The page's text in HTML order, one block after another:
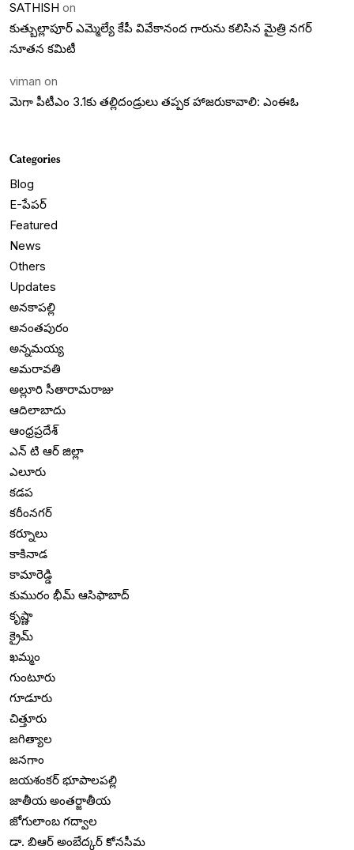
SATHISH on
కుత్బుల్లాపూర్ ఎమ్మెల్యే కేపీ వివేకానంద గారును కలిసిన మైత్రి నగర్
నూతన కమిటీ
viman on
మెగా పీటీఎం 3.1కు తల్లిదండ్రులు తప్పక హాజరుకావాలి: ఎంఈఓ
Categories
Blog
E-పేపర్
Featured
News
Others
Updates
అనకాపల్లి
అనంతపురం
అన్నమయ్య
అమరావతి
అల్లూరి సీతారామరాజు
ఆదిలాబాదు
ఆంధ్రప్రదేశ్
ఎన్ టి ఆర్ జిల్లా
ఎలూరు
కడప
కరీంనగర్
కర్నూలు
కాకినాడ
కామారెడ్డి
కుమురం భీమ్ ఆసిఫాబాద్
కృష్ణా
క్రైమ్
ఖమ్మం
గుంటూరు
గూడూరు
చిత్తూరు
జగిత్యాల
జనగాం
జయశంకర్ భూపాలపల్లి
జాతీయ అంతర్జాతీయ
జోగులాంబ గద్వాల
డా. బిఆర్ అంబేద్కర్ కోనసీమ